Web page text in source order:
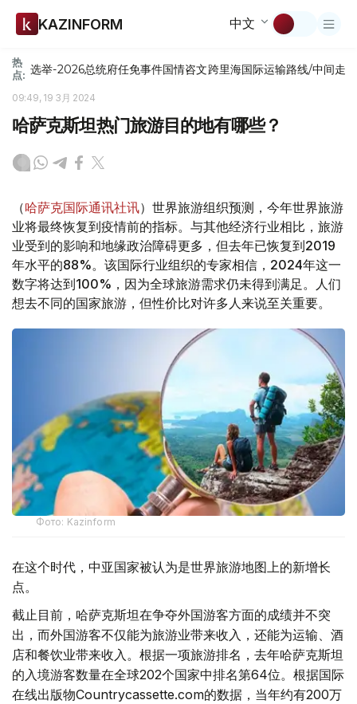
KAZINFORM 中文
热
点: 选举-2026总统府任免事件国情咨文跨里海国际运输路线/中间走廊
09:49, 19 3月 2024
哈萨克斯坦热门旅游目的地有哪些？
（哈萨克国际通讯社讯）世界旅游组织预测，今年世界旅游
业将最终恢复到疫情前的指标。与其他经济行业相比，旅游
业受到的影响和地缘政治障碍更多，但去年已恢复到2019
年水平的88%。该国际行业组织的专家相信，2024年这一
数字将达到100%，因为全球旅游需求仍未得到满足。人们
想去不同的国家旅游，但性价比对许多人来说至关重要。
Фото: Kazinform
在这个时代，中亚国家被认为是世界旅游地图上的新增长
点。
截止目前，哈萨克斯坦在争夺外国游客方面的成绩并不突
出，而外国游客不仅能为旅游业带来收入，还能为运输、酒
店和餐饮业带来收入。根据一项旅游排名，去年哈萨克斯坦
的入境游客数量在全球202个国家中排名第64位。根据国际
在线出版物Countrycassette.com的数据，当年约有200万